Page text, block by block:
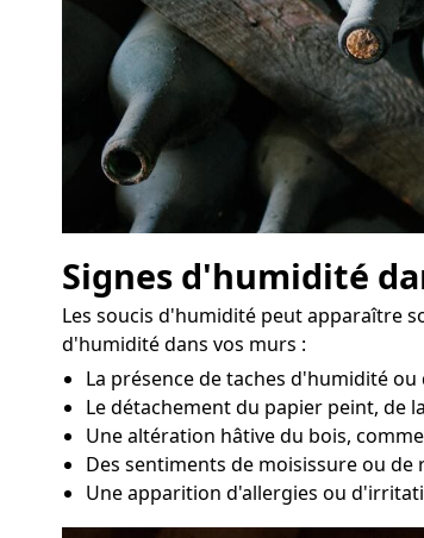
Signes d'humidité
Les soucis d'humidité peut apparaître
d'humidité dans vos murs :
La présence de taches d'humidité
Le détachement du papier peint, de
Une altération hâtive du bois,
Des sentiments de moisissure ou de
Une apparition d'allergies ou